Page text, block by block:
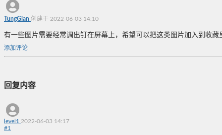
TungGian 创建于 2022-06-03 14:10
有一些图片需要经常调出钉在屏幕上，希望可以把这类图片加入到收藏
添加评论
回复内容
level1 2022-06-03 14:17
#1